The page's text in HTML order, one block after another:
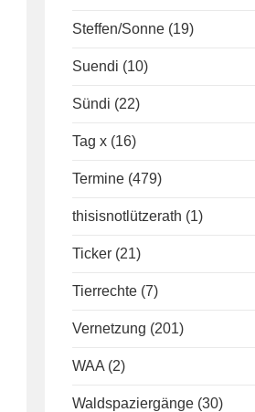
Steffen/Sonne (19)
Suendi (10)
Sündi (22)
Tag x (16)
Termine (479)
thisisnotlützerath (1)
Ticker (21)
Tierrechte (7)
Vernetzung (201)
WAA (2)
Waldspaziergänge (30)